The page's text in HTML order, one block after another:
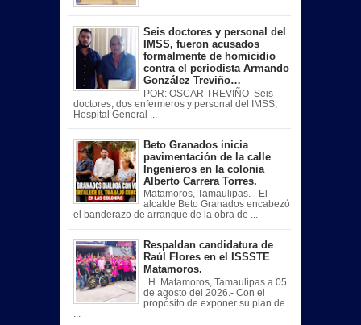
Seis doctores y personal del
IMSS, fueron acusados
formalmente de homicidio
contra el periodista Armando
González Treviño…
POR: OSCAR TREVIÑO Seis
doctores, dos enfermeros y personal del IMSS,
Hospital General ...
Beto Granados inicia
pavimentación de la calle
Ingenieros en la colonia
Alberto Carrera Torres.
Matamoros, Tamaulipas.– El
alcalde Beto Granados encabezó
el banderazo de arranque de la obra de ...
Respaldan candidatura de
Raúl Flores en el ISSSTE
Matamoros.
H. Matamoros, Tamaulipas a 05
de agosto del 2026.- Con el
propósito de exponer su plan de